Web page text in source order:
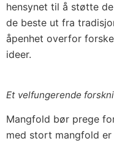
hensynet til å støtte
de beste ut fra
åpenhet overfor
ideer.
Et velfungerende
Mangfold bør prege
med stort mangfold